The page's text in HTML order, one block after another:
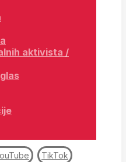
aktivista /
TikTok